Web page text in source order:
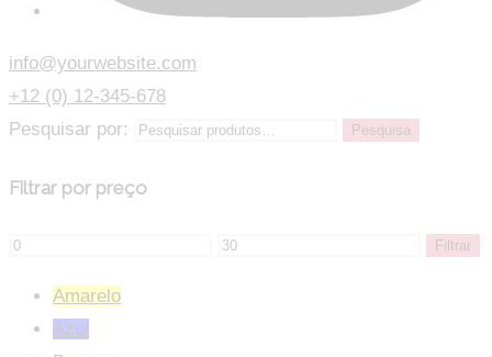
info@yourwebsite.com
+12 (0) 12-345-678
Pesquisar por:
Pesquisa
Filtrar por preço
Filtrar
Amarelo
Azul